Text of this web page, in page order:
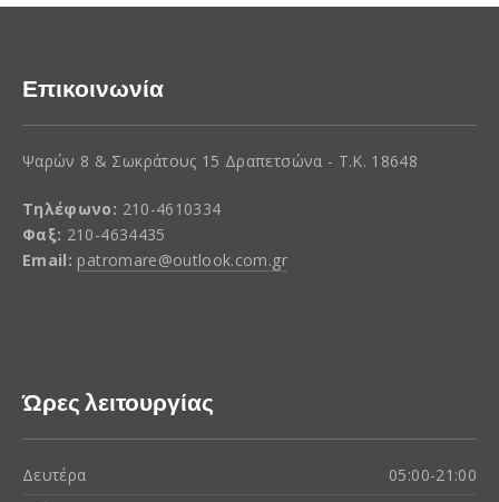
Επικοινωνία
Ψαρών 8 & Σωκράτους 15 Δραπετσώνα - Τ.Κ. 18648
Τηλέφωνο: 210-4610334
Φαξ: 210-4634435
Email: patromare@outlook.com.gr
Ώρες λειτουργίας
Δευτέρα
05:00-21:00